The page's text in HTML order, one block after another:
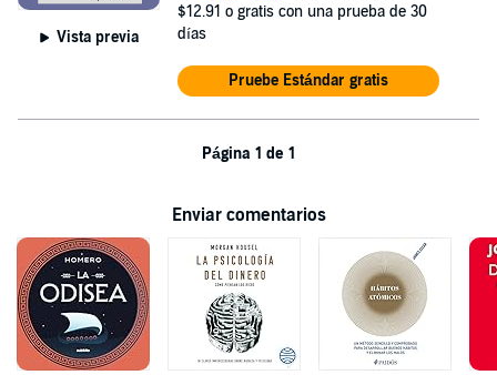
Vista previa
$12.91 o gratis con una prueba de 30
días
Pruebe Estándar gratis
Página 1 de 1
Enviar comentarios